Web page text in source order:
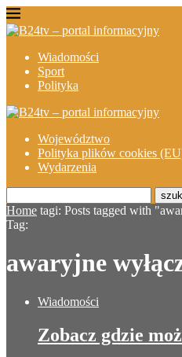
Wiadomości
Sport
Polityka
Województwo
Polityka plików cookies
Wydarzenia
Home tagi: Posts tagged with
Tag:
awaryjne
Wiadomości
Zobacz gdzie